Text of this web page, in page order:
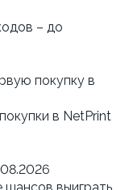
– до
покупку в
в NetPrint
шансов выиграть